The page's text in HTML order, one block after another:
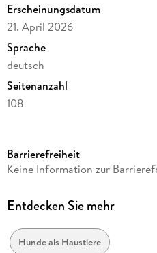
Erscheinungsdatum
21. April 2026
Sprache
deutsch
Seitenanzahl
108
Produktart
Gewicht
Größe (L/B/H)
Barrierefreiheit
Keine Information zur
Entdecken Sie mehr
Hunde als Haustiere